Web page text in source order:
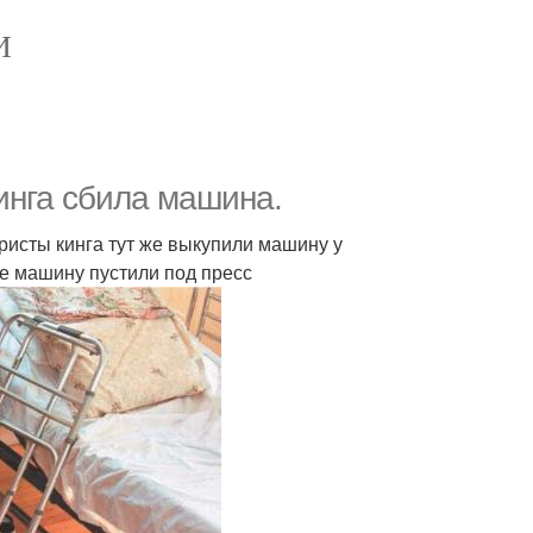
сбила машина.
кинга тут же выкупили машину у
машину пустили под пресс